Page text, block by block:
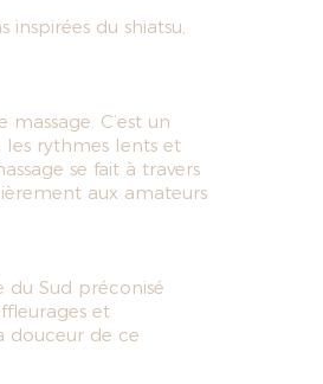
inspirées du shiatsu,
C’est un
les rythmes lents et
se fait à travers
aux amateurs
du Sud préconisé
et
douceur de ce